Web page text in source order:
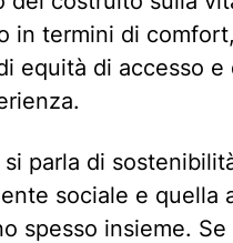
in termini di
equità di accesso e
si parla di
sociale e quella
spesso insieme.